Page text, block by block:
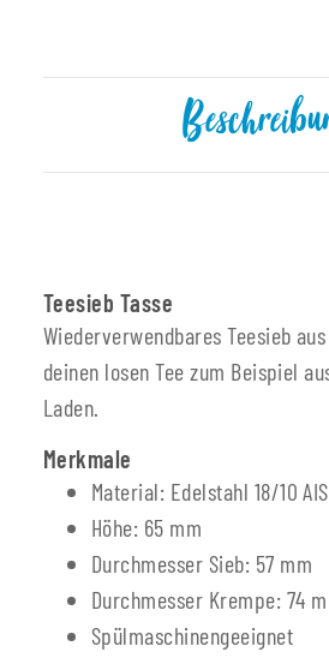
Teesieb Tasse
Wiederverwendbares Teesieb
deinen losen Tee zum Beispiel
Laden.
Merkmale
Material: Edelstahl 18/10
Höhe: 65 mm
Durchmesser Sieb: 57 mm
Durchmesser Krempe: 74
Spülmaschinengeeignet